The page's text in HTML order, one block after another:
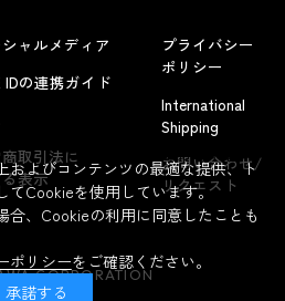
よくあるお問い合わせ
ャルメディア
IDの連携ガイド
取引法に
表示
プライバシー
ポリシー
International
Shipping
お問い合わせ/
リクエスト
CORPORATION
およびコンテンツの最適な提供、ト
てCookieを使用しています。
合、Cookieの利用に同意したことも
ポリシーをご確認ください。
承諾する